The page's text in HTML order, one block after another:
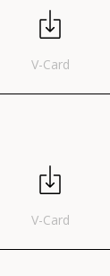
V-Card
V-Card